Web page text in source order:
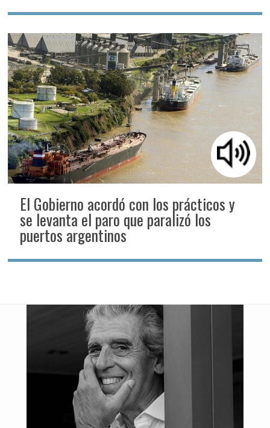
El Gobierno acordó con los prácticos y
se levanta el paro que paralizó los
puertos argentinos